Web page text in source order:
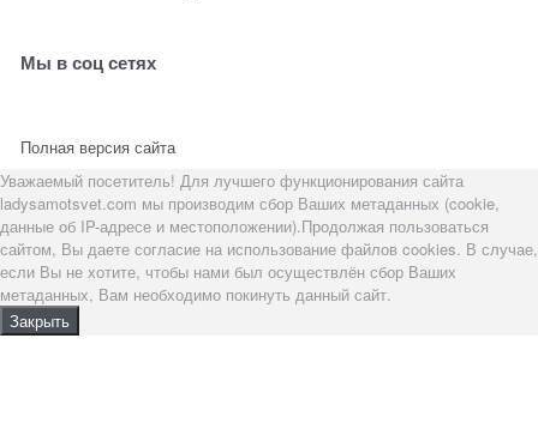
Мы в соц сетях
Полная версия сайта
Уважаемый посетитель! Для лучшего функционирования сайта
ladysamotsvet.com мы производим сбор Ваших метаданных (cookie,
данные об IP-адресе и местоположении).Продолжая пользоваться
сайтом, Вы даете согласие на использование файлов cookies. В случае,
если Вы не хотите, чтобы нами был осуществлён сбор Ваших
метаданных, Вам необходимо покинуть данный сайт.
Закрыть